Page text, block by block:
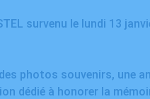
survenu le lundi 13
photos souvenirs, une
dédié à honorer la